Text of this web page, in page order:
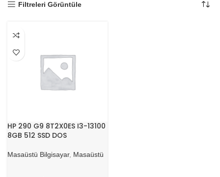
Filtreleri Görüntüle
HP 290 G9 8T2X0ES I3-13100
8GB 512 SSD DOS
Masaüstü Bilgisayar, Masaüstü